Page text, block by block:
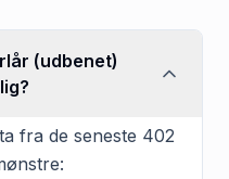
(udbenet)
fra de seneste 402